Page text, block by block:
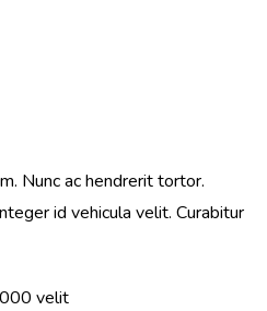
Nunc ac hendrerit tortor.
id vehicula velit. Curabitur
velit